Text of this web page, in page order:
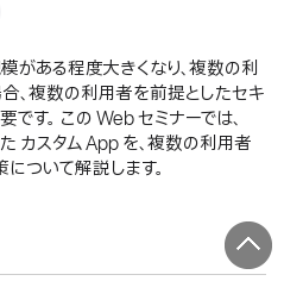
がある程度大きくなり、複数の利
、複数の利用者を前提としたセキ
です。 この Web セミナーでは、
カスタム App を、複数の利用者
ついて解説します。